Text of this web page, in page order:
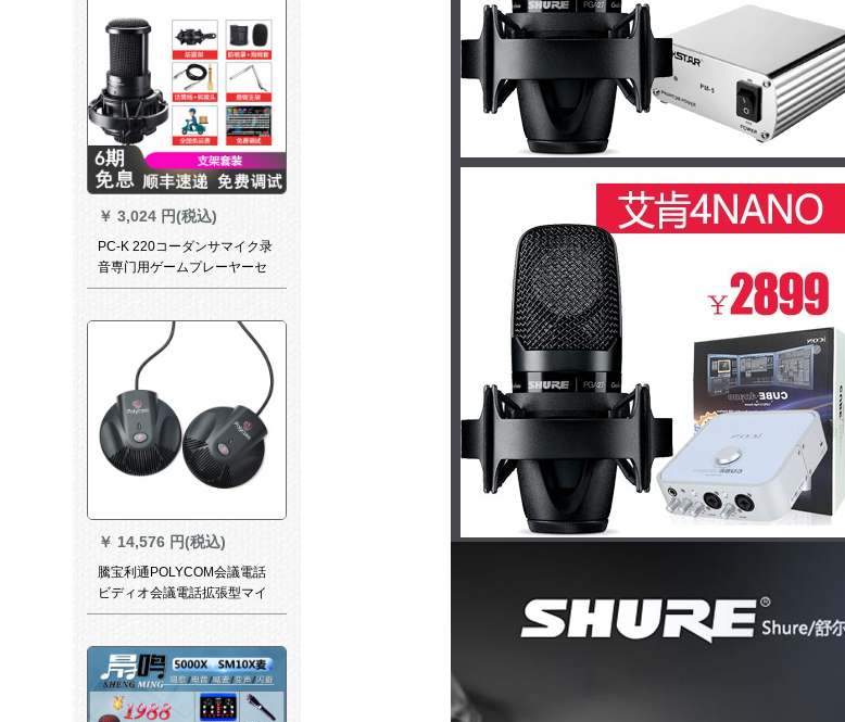
￥ 3,024 円(税込)
PC-K 220コーダンサマイク录
音専门用ゲームプレーヤーセ
クト携帯テープディオ外置K歌
徳勝サポトトトトラック
￥ 14,576 円(税込)
騰宝利通POLYCOM会議電話
ビディオ会議電話拡張型マイ
ク